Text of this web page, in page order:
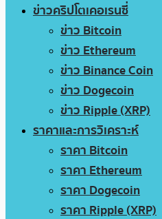
ข่าวคริปโตเคอเรนซี่
ข่าว Bitcoin
ข่าว Ethereum
ข่าว Binance Coin
ข่าว Dogecoin
ข่าว Ripple (XRP)
ราคาและการวิเคราะห์
ราคา Bitcoin
ราคา Ethereum
ราคา Dogecoin
ราคา Ripple (XRP)